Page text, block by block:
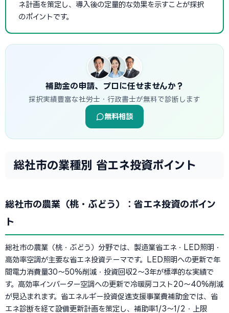
ネ計画を策定し、導入後の定量的な効果を示すことが採択
のポイントです。
補助金の申請、プロに任せませんか？
採択実績豊富な社労士・行政書士が無料で診断します
無料相談
総社市の業種別 省エネ投資ポイント
総社市の農業（桃・ぶどう）：省エネ投資のポイン
ト
総社市の農業（桃・ぶどう）分野では、製造業省エネ・LED照明・
高効率空調が主要な省エネ投資テーマです。LED照明への更新で年
間電力消費量30〜50%削減・投資回収2〜3年が標準的な実績で
す。高効率インバーター空調への更新で冷暖房コスト20〜40%削減
が見込まれます。省エネルギー投資促進支援事業費補助金では、省
エネ診断を経て設備更新計画を策定し、補助率1/3〜1/2・上限